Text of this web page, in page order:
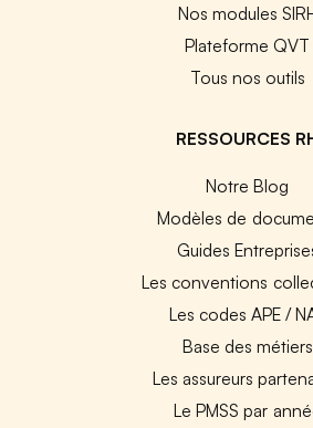
Nos modules
Plateforme QVT
Tous nos outils
RESSOURCES
Notre Blog
Modèles de
Guides
Les conventions
Les codes APE /
Base des métiers
Les assureurs
Le PMSS par